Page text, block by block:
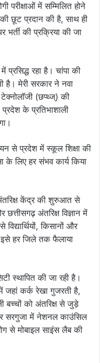
परीक्षाओं में सम्मिलित होने
छूट प्रदान की है, साथ ही
भर्ती की प्रक्रिया की जा
रहा है। चांपा की
है। मेरी सरकार ने नवा
(छप्थ्ज्) की
के प्रतिभाशाली
से प्रदेश में स्कूल शिक्षा की
के लिए हर संभव कार्य किया
केंद्र की शुरुआत से
अंतरिक्ष विज्ञान में
किसानों और
इसे हर जिले तक फैलाया
स्थापित की जा रही है।
जहां कर्क रेखा गुजरती है,
बच्चों को अंतरिक्ष से जुड़े
सरगुजा में नेशनल काउंसिल
से मोबाइल साइंस लैब की